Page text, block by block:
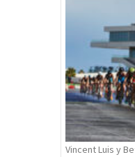
Vincent Luis y